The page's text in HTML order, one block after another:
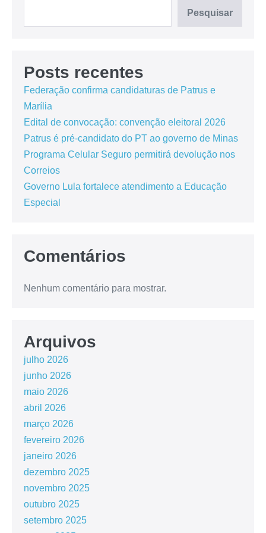
Pesquisar
Posts recentes
Federação confirma candidaturas de Patrus e
Marília
Edital de convocação: convenção eleitoral 2026
Patrus é pré-candidato do PT ao governo de Minas
Programa Celular Seguro permitirá devolução nos
Correios
Governo Lula fortalece atendimento a Educação
Especial
Comentários
Nenhum comentário para mostrar.
Arquivos
julho 2026
junho 2026
maio 2026
abril 2026
março 2026
fevereiro 2026
janeiro 2026
dezembro 2025
novembro 2025
outubro 2025
setembro 2025